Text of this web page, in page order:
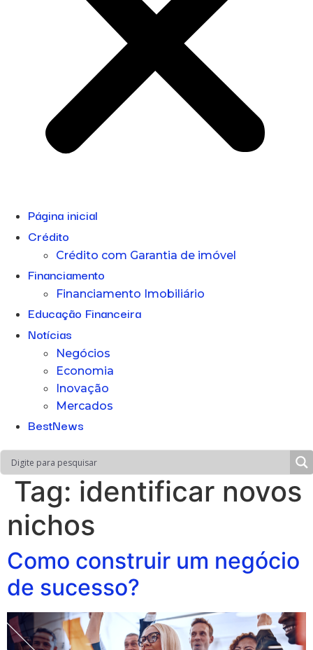
Página inicial
Crédito
Crédito com Garantia de imóvel
Financiamento
Financiamento Imobiliário
Educação Financeira
Notícias
Negócios
Economia
Inovação
Mercados
BestNews
Tag: identificar novos
nichos
Como construir um negócio
de sucesso?